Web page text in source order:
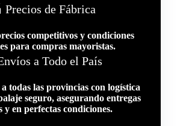
Precios de Fábrica
competitivos y condiciones
para compras mayoristas.
a Todo el País
a todas las provincias con logística
seguro, asegurando entregas
y en perfectas condiciones.